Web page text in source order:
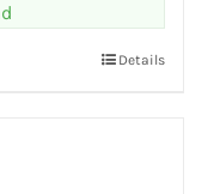
Details